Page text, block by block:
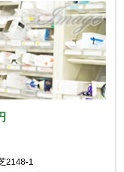
2148-1